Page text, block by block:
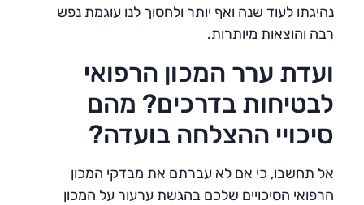
נהיגתו לעוד שנה ואף יותר ולחסוך לנו עוגמת נפש
רבה והוצאות מיותרות.
ועדת ערר המכון הרפואי
לבטיחות בדרכים? מהם
סיכויי ההצלחה בועדה?
אל תחשבו, כי אם לא עברתם את מבדקי המכון
הרפואי הסיכויים שלכם בהגשת ערעור על המכון